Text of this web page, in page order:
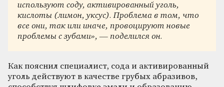
используют соду, активированный уголь,
кислоты (лимон, уксус). Проблема в том, что
все они, так или иначе, провоцируют новые
проблемы с зубами», — поделился он.
Как пояснил специалист, сода и активированный
уголь действуют в качестве грубых абразивов,